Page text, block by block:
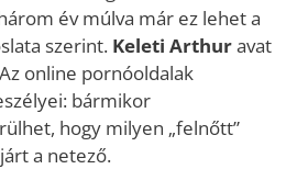
év múlva már ez lehet a
szerint. Keleti Arthuravat
online pornóoldalak
bármikor
hogy milyen „felnőtt”
a netező.